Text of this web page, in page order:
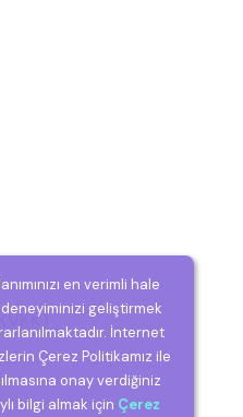
en verimli hale
geliştirmek
İnternet
Çerez Politikamız ile
onay verdiğiniz
bilgi almak için Çerez